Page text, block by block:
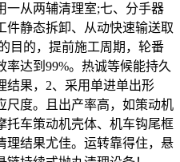
一从两辅清理室;七、分手器
件静态拆卸、从动快速输送取
目的，提前施工周期，轮番
达到99%。热诚等候能持久
结果，2、采用单进单出形
尺度。且出产率高，如策动机
托车策动机壳体、机车钩尾框
理结果尤佳。运转靠得住，悬